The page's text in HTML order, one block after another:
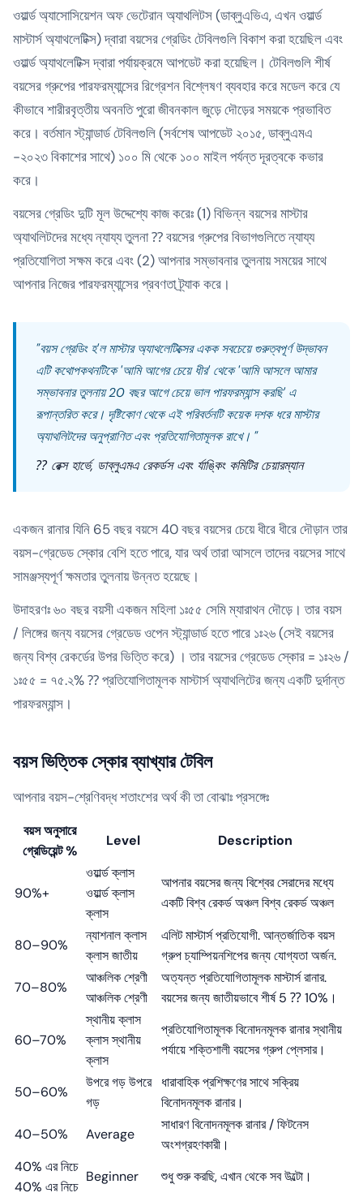
ওয়ার্ল্ড অ্যাসোসিয়েশন অফ ভেটেরান অ্যাথলিটস (ডাব্লুএভিএ, এখন ওয়ার্ল্ড
মাস্টার্স অ্যাথলেটিক্স) দ্বারা বয়সের গ্রেডিং টেবিলগুলি বিকাশ করা হয়েছিল এবং
ওয়ার্ল্ড অ্যাথলেটিক্স দ্বারা পর্যায়ক্রমে আপডেট করা হয়েছিল। টেবিলগুলি শীর্ষ
বয়সের গ্রুপের পারফরম্যান্সের রিগ্রেশন বিশ্লেষণ ব্যবহার করে মডেল করে যে
কীভাবে শারীরবৃত্তীয় অবনতি পুরো জীবনকাল জুড়ে দৌড়ের সময়কে প্রভাবিত
করে। বর্তমান স্ট্যান্ডার্ড টেবিলগুলি (সর্বশেষ আপডেট ২০১৫, ডাব্লুএমএ
-২০২৩ বিকাশের সাথে) ১০০ মি থেকে ১০০ মাইল পর্যন্ত দূরত্বকে কভার
করে।
বয়সের গ্রেডিং দুটি মূল উদ্দেশ্যে কাজ করেঃ (1) বিভিন্ন বয়সের মাস্টার
অ্যাথলিটদের মধ্যে ন্যায্য তুলনা ⁇ বয়সের গ্রুপের বিভাগগুলিতে ন্যায্য
প্রতিযোগিতা সক্ষম করে এবং (2) আপনার সম্ভাবনার তুলনায় সময়ের সাথে
আপনার নিজের পারফরম্যান্সের প্রবণতা ট্র্যাক করে।
"বয়স গ্রেডিং হ'ল মাস্টার অ্যাথলেটিক্সের একক সবচেয়ে গুরুত্বপূর্ণ উদ্ভাবন
এটি কথোপকথনটিকে 'আমি আগের চেয়ে ধীর' থেকে 'আমি আসলে আমার
সম্ভাবনার তুলনায় 20 বছর আগে চেয়ে ভাল পারফরম্যান্স করছি' এ
রূপান্তরিত করে। দৃষ্টিকোণ থেকে এই পরিবর্তনটি কয়েক দশক ধরে মাস্টার
অ্যাথলিটদের অনুপ্রাণিত এবং প্রতিযোগিতামূলক রাখে। "
⁇ রেক্স হার্ভে, ডাব্লুএমএ রেকর্ডস এবং র্যাঙ্কিং কমিটির চেয়ারম্যান
একজন রানার যিনি 65 বছর বয়সে 40 বছর বয়সের চেয়ে ধীরে ধীরে দৌড়ান তার
বয়স-গ্রেডেড স্কোর বেশি হতে পারে, যার অর্থ তারা আসলে তাদের বয়সের সাথে
সামঞ্জস্যপূর্ণ ক্ষমতার তুলনায় উন্নত হয়েছে।
উদাহরণঃ ৬০ বছর বয়সী একজন মহিলা ১ঃ৫৫ সেমি ম্যারাথন দৌড়ে। তার বয়স
/ লিঙ্গের জন্য বয়সের গ্রেডেড ওপেন স্ট্যান্ডার্ড হতে পারে ১ঃ২৬ (সেই বয়সের
জন্য বিশ্ব রেকর্ডের উপর ভিত্তি করে) । তার বয়সের গ্রেডেড স্কোর = ১ঃ২৬ /
১ঃ৫৫ = ৭৫.২% ⁇ প্রতিযোগিতামূলক মাস্টার্স অ্যাথলিটের জন্য একটি দুর্দান্ত
পারফরম্যান্স।
বয়স ভিত্তিক স্কোর ব্যাখ্যার টেবিল
আপনার বয়স-শ্রেণিবদ্ধ শতাংশের অর্থ কী তা বোঝাঃ প্রসঙ্গেঃ
বয়স অনুসারে
গ্রেডিয়েন্ট %
Level Description
90%+
ওয়ার্ল্ড ক্লাস
ওয়ার্ল্ড ক্লাস
ক্লাস
আপনার বয়সের জন্য বিশ্বের সেরাদের মধ্যে
একটি বিশ্ব রেকর্ড অঞ্চল বিশ্ব রেকর্ড অঞ্চল
80–90%
ন্যাশনাল ক্লাস
ক্লাস জাতীয়
এলিট মাস্টার্স প্রতিযোগী. আন্তর্জাতিক বয়স
গ্রুপ চ্যাম্পিয়নশিপের জন্য যোগ্যতা অর্জন.
70–80%
আঞ্চলিক শ্রেণী
আঞ্চলিক শ্রেণী
অত্যন্ত প্রতিযোগিতামূলক মাস্টার্স রানার.
বয়সের জন্য জাতীয়ভাবে শীর্ষ 5 ⁇ 10%।
60–70%
স্থানীয় ক্লাস
ক্লাস স্থানীয়
ক্লাস
প্রতিযোগিতামূলক বিনোদনমূলক রানার স্থানীয়
পর্যায়ে শক্তিশালী বয়সের গ্রুপ প্লেসার।
50–60%
উপরে গড় উপরে
গড়
ধারাবাহিক প্রশিক্ষণের সাথে সক্রিয়
বিনোদনমূলক রানার।
40–50%
Average
সাধারণ বিনোদনমূলক রানার / ফিটনেস
অংশগ্রহণকারী।
40% এর নিচে
40% এর নিচে
Beginner শুধু শুরু করছি, এখান থেকে সব উল্টো।